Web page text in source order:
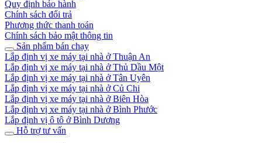
Quy định bảo hành
Chính sách đổi trả
Phương thức thanh toán
Chính sách bảo mật thông tin
Sản phẩm bán chạy
Lắp định vị xe máy tại nhà ở Thuận An
Lắp định vị xe máy tại nhà ở Thủ Dầu Một
Lắp định vị xe máy tại nhà ở Tân Uyên
Lắp định vị xe máy tại nhà ở Củ Chi
Lắp định vị xe máy tại nhà ở Biên Hòa
Lắp định vị xe máy tại nhà ở Bình Phước
Lắp định vị ô tô ở Bình Dương
Hỗ trợ tư vấn